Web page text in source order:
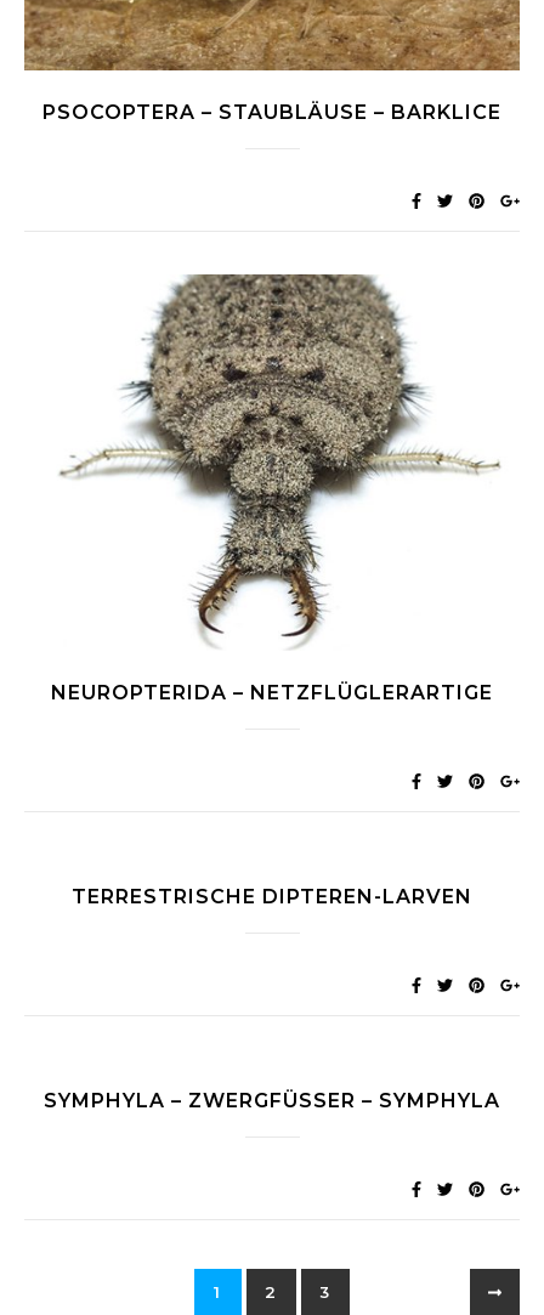
PSOCOPTERA – STAUBLÄUSE – BARKLICE
NEUROPTERIDA – NETZFLÜGLERARTIGE
TERRESTRISCHE DIPTEREN-LARVEN
SYMPHYLA – ZWERGFÜSSER – SYMPHYLA
1 2 3